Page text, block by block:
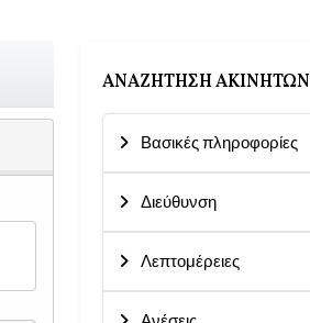
ΑΝΑΖΉΤΗΣΗ ΑΚΙΝΉΤΩΝ
Βασικές πληροφορίες
Διεύθυνση
Λεπτομέρειες